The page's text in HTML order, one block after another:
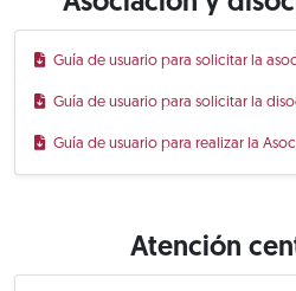
Guía de usuario para solicitar la
Guía de usuario para solicitar la
Guía de usuario para realizar la
Atención